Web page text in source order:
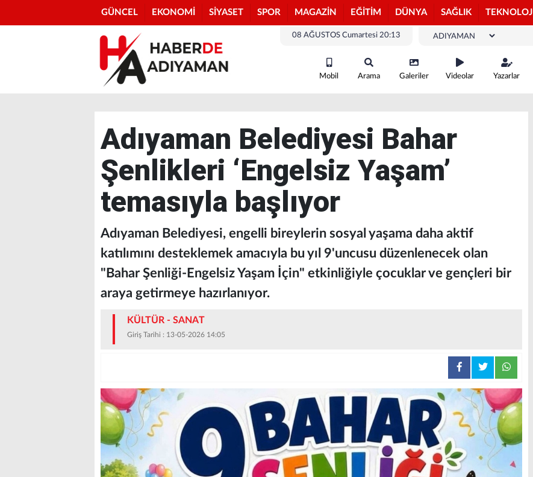
GÜNCEL EKONOMİ SİYASET SPOR MAGAZİN EĞİTİM DÜNYA SAĞLIK TEKNOLOJİ
08 AĞUSTOS Cumartesi 20:13
Mobil Arama Galeriler Videolar Yazarlar
Adıyaman Belediyesi Bahar
Şenlikleri ‘Engelsiz Yaşam’
temasıyla başlıyor
Adıyaman Belediyesi, engelli bireylerin sosyal yaşama daha aktif
katılımını desteklemek amacıyla bu yıl 9'uncusu düzenlenecek olan
"Bahar Şenliği-Engelsiz Yaşam İçin" etkinliğiyle çocuklar ve gençleri bir
araya getirmeye hazırlanıyor.
KÜLTÜR - SANAT
Giriş Tarihi : 13-05-2026 14:05